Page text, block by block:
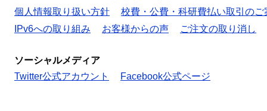
個人情報取り扱い方針
校費・公費・科研費払い取引のご
IPv6への取り組み
お客様からの声 ご注文の取り消し
ソーシャルメディア
Twitter公式アカウント
Facebook公式ページ